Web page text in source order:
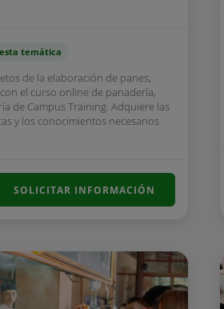
temática
de la elaboración de panes,
el curso online de panadería,
de Campus Training. Adquiere las
y los conocimientos necesarios
SOLICITAR INFORMACIÓN